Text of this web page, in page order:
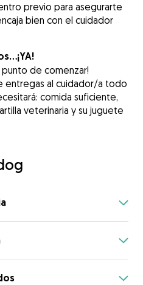
previo para asegurarte
bien con el cuidador
punto de comenzar!
entregas al cuidador/a todo
comida suficiente,
veterinaria y su juguete